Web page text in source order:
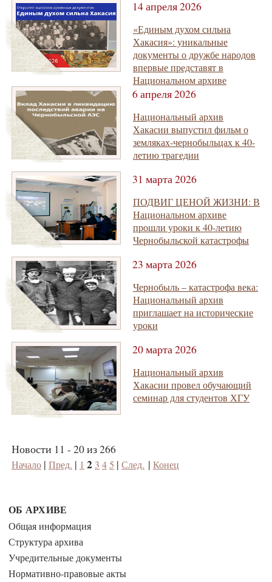
14 апреля 2026
«Единым духом сильна
Хакасия»: уникальные
документы о дружбе народов
впервые представят в
Национальном архиве
6 апреля 2026
Национальный архив
Хакасии выпустил фильм о
земляках-чернобыльцах к 40-
летию трагедии
31 марта 2026
ПОДВИГ ЦЕНОЙ ЖИЗНИ: В
Национальном архиве
прошли уроки к 40-летию
Чернобыльской катастрофы
23 марта 2026
Чернобыль – катастрофа века:
Национальный архив
приглашает на исторические
уроки
20 марта 2026
Национальный архив
Хакасии провел обучающий
семинар для студентов ХГУ
Новости 11 - 20 из 266
Начало| Пред. | 1 2 3 45 | След. | Конец
ОБ АРХИВЕ
Общая информация
Структура архива
Учредительные документы
Нормативно-правовые акты